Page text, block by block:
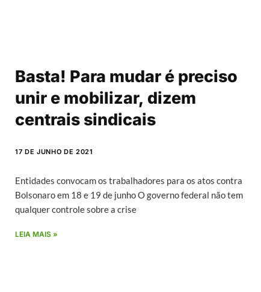
Basta! Para mudar é preciso
unir e mobilizar, dizem
centrais sindicais
17 DE JUNHO DE 2021
Entidades convocam os trabalhadores para os atos contra
Bolsonaro em 18 e 19 de junho O governo federal não tem
qualquer controle sobre a crise
LEIA MAIS »